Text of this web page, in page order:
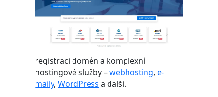
registraci domén a komplexní
hostingové služby –webhosting,e-
maily,WordPress a další.